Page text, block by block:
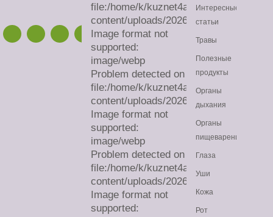
file:/home/k/kuznet4a/
content/uploads/2026/08/sa.avif
Image format not
supported:
image/webp
Problem detected on
file:/home/k/kuznet4a/
content/uploads/2026/08/sa.webp
Image format not
supported:
image/webp
Problem detected on
file:/home/k/kuznet4a/
content/uploads/2026/08/sa.webp
Image format not
supported:
Интересные
статьи
Травы
Полезные
продукты
Органы
дыхания
Органы
пищеварения
Глаза
Уши
Кожа
Рот